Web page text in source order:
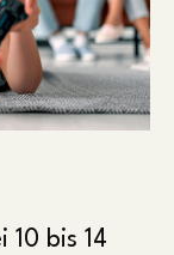
10 bis 14